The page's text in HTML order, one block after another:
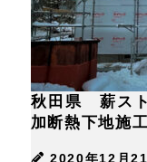
秋田県 薪ス
加断熱下地施
2020年12月21